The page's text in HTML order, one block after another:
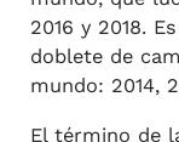
2016 y 2018.
doblete de
mundo: 2014,
El término de